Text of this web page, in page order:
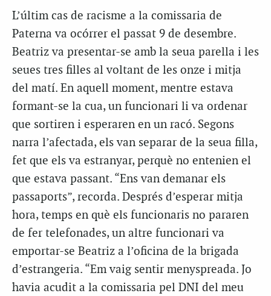
L’últim cas de racisme a la comissaria de
Paterna va ocórrer el passat 9 de desembre.
Beatriz va presentar-se amb la seua parella i les
seues tres filles al voltant de les onze i mitja
del matí. En aquell moment, mentre estava
formant-se la cua, un funcionari li va ordenar
que sortiren i esperaren en un racó. Segons
narra l’afectada, els van separar de la seua filla,
fet que els va estranyar, perquè no entenien el
que estava passant. “Ens van demanar els
passaports”, recorda. Després d’esperar mitja
hora, temps en què els funcionaris no pararen
de fer telefonades, un altre funcionari va
emportar-se Beatriz a l’oficina de la brigada
d’estrangeria. “Em vaig sentir menyspreada. Jo
havia acudit a la comissaria pel DNI del meu